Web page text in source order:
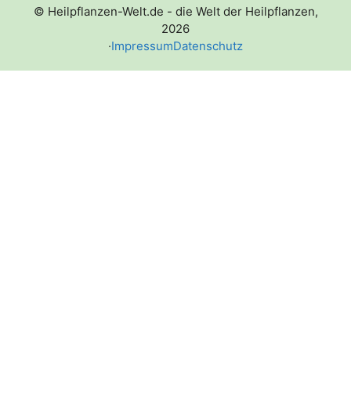
© Heilpflanzen-Welt.de - die Welt der Heilpflanzen,
2026
·ImpressumDatenschutz